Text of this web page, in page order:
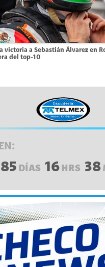
victoria a Sebastián Álvarez en
del top-10
85 DÍAS 16 HRS 38